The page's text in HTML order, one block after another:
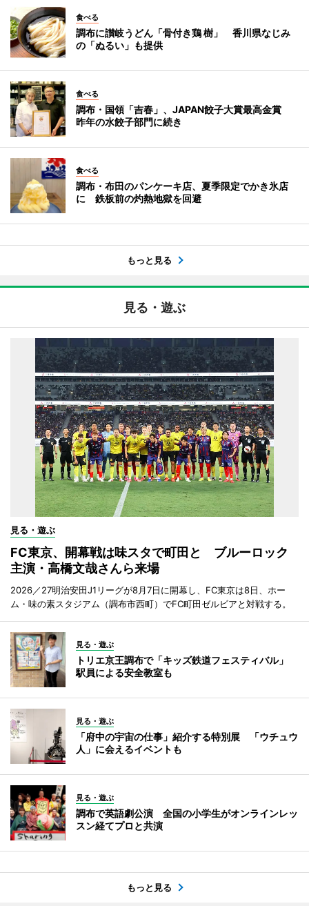
食べる
調布に讃岐うどん「骨付き鶏 樹」 香川県なじみ
の「ぬるい」も提供
食べる
調布・国領「吉春」、JAPAN餃子大賞最高金賞
昨年の水餃子部門に続き
食べる
調布・布田のパンケーキ店、夏季限定でかき氷店
に 鉄板前の灼熱地獄を回避
もっと見る
見る・遊ぶ
見る・遊ぶ
FC東京、開幕戦は味スタで町田と ブルーロック
主演・高橋文哉さんら来場
2026／27明治安田J1リーグが8月7日に開幕し、FC東京は8日、ホー
ム・味の素スタジアム（調布市西町）でFC町田ゼルビアと対戦する。
見る・遊ぶ
トリエ京王調布で「キッズ鉄道フェスティバル」
駅員による安全教室も
見る・遊ぶ
「府中の宇宙の仕事」紹介する特別展 「ウチュウ
人」に会えるイベントも
見る・遊ぶ
調布で英語劇公演 全国の小学生がオンラインレッ
スン経てプロと共演
もっと見る